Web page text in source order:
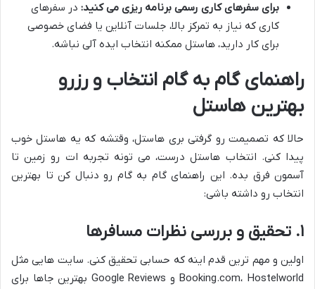
برای سفرهای کاری رسمی برنامه ریزی می کنید: در سفرهای
کاری که نیاز به تمرکز بالا، جلسات آنلاین یا فضای خصوصی
برای کار دارید، هاستل ممکنه انتخاب ایده آلی نباشه.
راهنمای گام به گام انتخاب و رزرو
بهترین هاستل
حالا که تصمیمت رو گرفتی بری هاستل، وقتشه که یه هاستل خوب
پیدا کنی. انتخاب هاستل درست، می تونه تجربه ات رو زمین تا
آسمون فرق بده. این راهنمای گام به گام رو دنبال کن تا بهترین
انتخاب رو داشته باشی:
۱. تحقیق و بررسی نظرات مسافرها
اولین و مهم ترین قدم اینه که حسابی تحقیق کنی. سایت هایی مثل
Booking.com، Hostelworld و Google Reviews بهترین جاها برای